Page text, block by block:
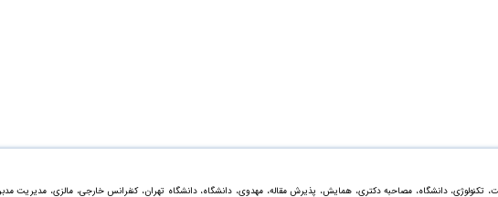
تکنولوژی، دانشگاه، مصاحبه دکتری، همایش، پذیرش مقاله، مهدوی، دانشگاه، دانشگاه تهران، کنفرانس خارجی، مالزی، مدیریت